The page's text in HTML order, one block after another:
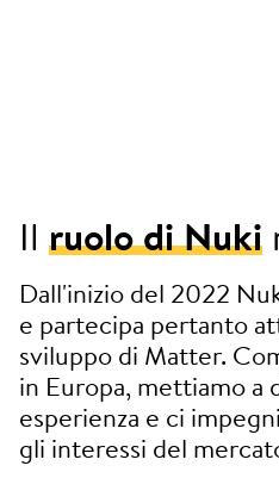
Il ruolo di Nuki
Dall'inizio del 2022
e partecipa pertanto
sviluppo di Matter.
in Europa, mettiamo a
esperienza e ci
gli interessi del